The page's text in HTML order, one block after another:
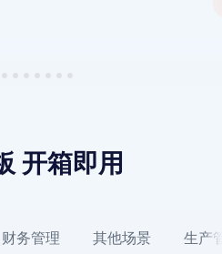
开箱即用
财务管理 其他场景 生产